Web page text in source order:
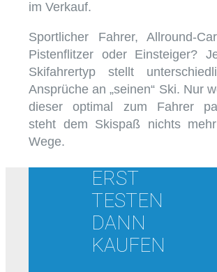
im Verkauf.
Sportlicher Fahrer, Allround-
Pistenflitzer oder Einsteiger?
Skifahrertyp stellt
Ansprüche an „seinen“ Ski. Nur
dieser optimal zum Fahrer
steht dem Skispaß nichts
Wege.
ERST
TESTEN
DANN
KAUFEN